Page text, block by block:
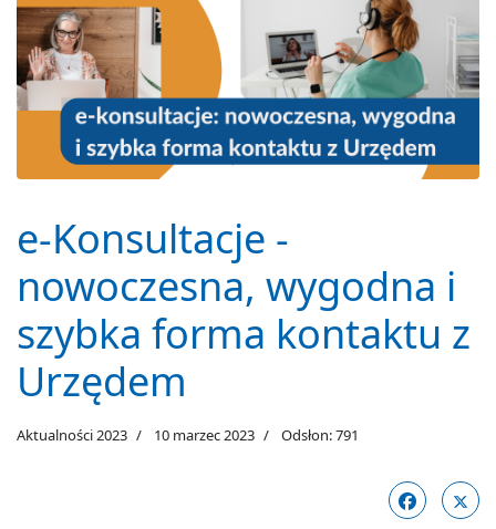
e-Konsultacje -
nowoczesna, wygodna i
szybka forma kontaktu z
Urzędem
Aktualności 2023 10 marzec 2023 Odsłon: 791